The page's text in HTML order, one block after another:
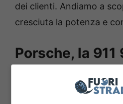
dei clienti. Andiamo a
cresciuta la potenza e
Porsche, la